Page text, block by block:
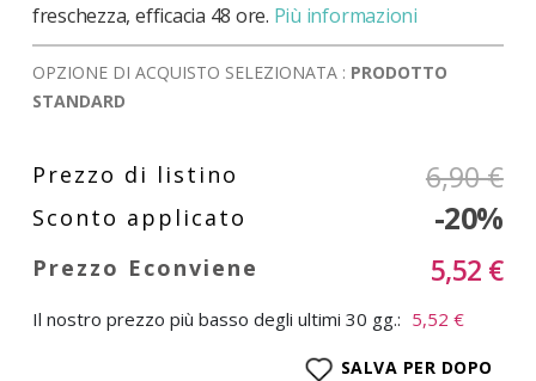
freschezza, efficacia 48 ore. Più informazioni
OPZIONE DI ACQUISTO SELEZIONATA : PRODOTTO
STANDARD
6,90 €
-20%
5,52 €
Il nostro prezzo più basso degli ultimi 30 gg.: 5,52 €
SALVA PER DOPO